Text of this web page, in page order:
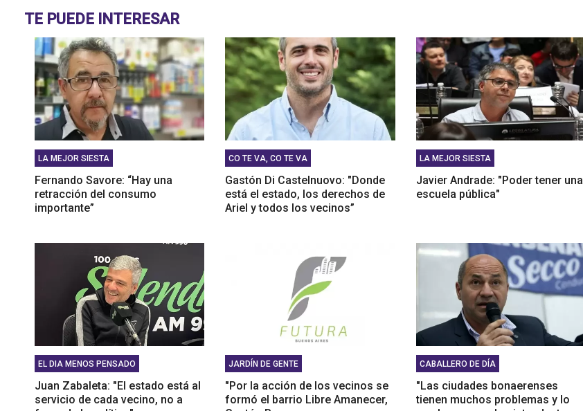
TE PUEDE INTERESAR
LA MEJOR SIESTA
Fernando Savore: “Hay una
retracción del consumo
importante”
CO TE VA, CO TE VA
Gastón Di Castelnuovo: "Donde
está el estado, los derechos de
Ariel y todos los vecinos”
LA MEJOR SIESTA
Javier Andrade: "Poder tener una
escuela pública"
EL DIA MENOS PENSADO
Juan Zabaleta: "El estado está al
servicio de cada vecino, no a
JARDÍN DE GENTE
"Por la acción de los vecinos se
formó el barrio Libre Amanecer,
CABALLERO DE DÍA
"Las ciudades bonaerenses
tienen muchos problemas y lo